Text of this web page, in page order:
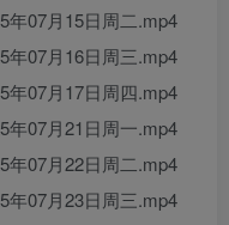
年07月15日周二.mp4
年07月16日周三.mp4
年07月17日周四.mp4
年07月21日周一.mp4
年07月22日周二.mp4
年07月23日周三.mp4